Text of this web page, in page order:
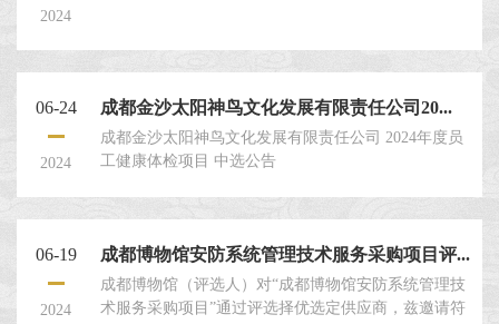
2024
06-24
2024
成都金沙太阳神鸟文化发展有限责任公司20...
成都金沙太阳神鸟文化发展有限责任公司 2024年度员
工健康体检项目 中选公告
06-19
2024
成都博物馆安防系统管理技术服务采购项目评...
成都博物馆（评选人）对“成都博物馆安防系统管理技
术服务采购项目”通过评选择优选定供应商，兹邀请符